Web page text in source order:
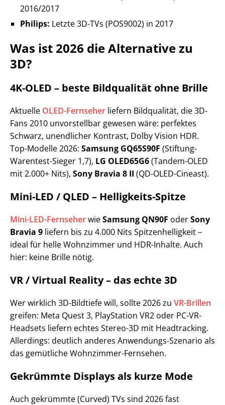
2016/2017
Philips: Letzte 3D-TVs (POS9002) in 2017
Was ist 2026 die Alternative zu
3D?
4K-OLED – beste Bildqualität ohne Brille
Aktuelle OLED-Fernseher liefern Bildqualität, die 3D-
Fans 2010 unvorstellbar gewesen wäre: perfektes
Schwarz, unendlicher Kontrast, Dolby Vision HDR.
Top-Modelle 2026: Samsung GQ65S90F (Stiftung-
Warentest-Sieger 1,7), LG OLED65G6(Tandem-OLED
mit 2.000+ Nits), Sony Bravia 8 II (QD-OLED-Cineast).
Mini-LED / QLED – Helligkeits-Spitze
Mini-LED-FernseherwieSamsung QN90F oderSony
Bravia 9 liefern bis zu 4.000 Nits Spitzenhelligkeit –
ideal für helle Wohnzimmer und HDR-Inhalte. Auch
hier: keine Brille nötig.
VR / Virtual Reality – das echte 3D
Wer wirklich 3D-Bildtiefe will, sollte 2026 zu VR-Brillen
greifen: Meta Quest 3, PlayStation VR2 oder PC-VR-
Headsets liefern echtes Stereo-3D mit Headtracking.
Allerdings: deutlich anderes Anwendungs-Szenario als
das gemütliche Wohnzimmer-Fernsehen.
Gekrümmte Displays als kurze Mode
Auch gekrümmte (Curved) TVs sind 2026 fast